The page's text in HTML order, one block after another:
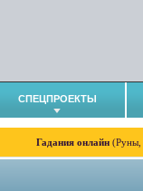
СПЕЦПРОЕКТЫ
Гадания онлайн